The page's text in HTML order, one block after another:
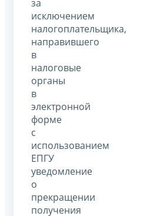
за
исключением
налогоплательщика,
направившего
в
налоговые
органы
в
электронной
форме
с
использованием
ЕПГУ
уведомление
о
прекращении
получения